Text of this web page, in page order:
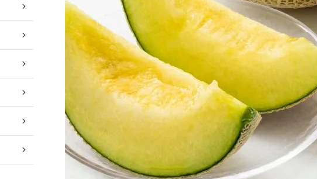
お肉 お米 野菜
日本酒 ワイン
グラス